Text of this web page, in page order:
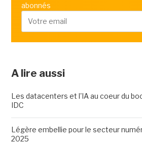
abonnés
A lire aussi
Les datacenters et l'IA au coeur du
IDC
Légère embellie pour le secteur
2025